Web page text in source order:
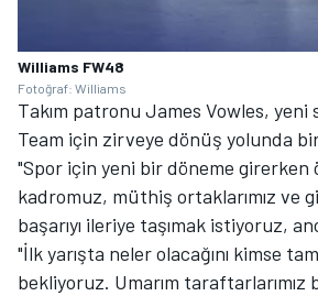
Williams FW48
Fotoğraf: Williams
Takım patronu James Vowles, yeni
Team için zirveye dönüş yolunda
"Spor için yeni bir döneme girerken
kadromuz, müthiş ortaklarımız ve
başarıyı ileriye taşımak istiyoruz,
"İlk yarışta neler olacağını kimse
bekliyoruz. Umarım